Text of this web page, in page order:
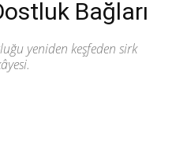
Bağları
yeniden keşfeden sirk